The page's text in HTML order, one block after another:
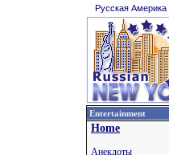
Русская Америка
Entertainment
Home
Анекдоты